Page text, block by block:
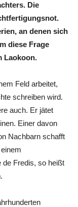
Die
an denen sich
diese Frage
Laokoon.
Feld arbeitet,
schreiben wird.
auch. Er jätet
Einer davon
Nachbarn schafft
de Fredis, so heißt